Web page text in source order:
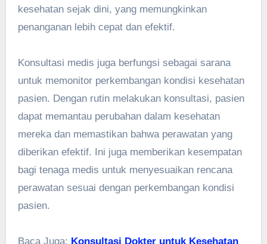
kesehatan sejak dini, yang memungkinkan
penanganan lebih cepat dan efektif.
Konsultasi medis juga berfungsi sebagai sarana
untuk memonitor perkembangan kondisi kesehatan
pasien. Dengan rutin melakukan konsultasi, pasien
dapat memantau perubahan dalam kesehatan
mereka dan memastikan bahwa perawatan yang
diberikan efektif. Ini juga memberikan kesempatan
bagi tenaga medis untuk menyesuaikan rencana
perawatan sesuai dengan perkembangan kondisi
pasien.
Baca Juga: Konsultasi Dokter untuk Kesehatan